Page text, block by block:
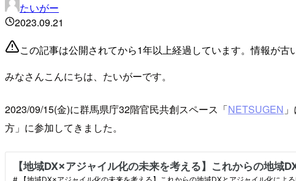
たいがー
2023.09.21
この記事は公開されてから1年以上経過しています。情報が古
みなさんこんにちは、たいがーです。
2023/09/15(金)に群馬県庁32階官民共創スペース「NETSUGEN
方」に参加してきました。